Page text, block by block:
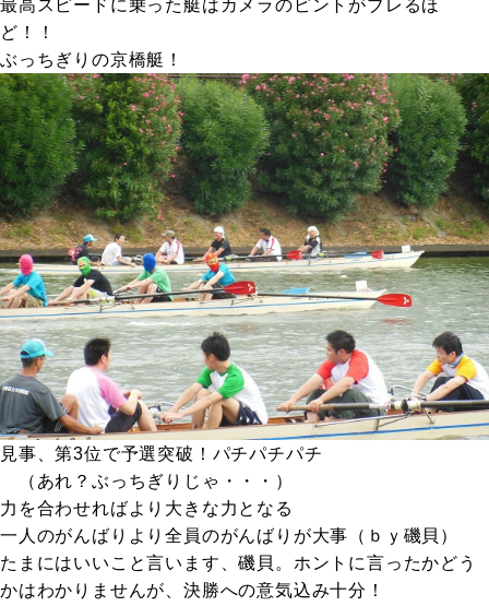
最高スピードに乗った艇はカメラのピントがブレるほ
ど！！
ぶっちぎりの京橋艇！
見事、第3位で予選突破！パチパチパチ
（あれ？ぶっちぎりじゃ・・・）
力を合わせればより大きな力となる
一人のがんばりより全員のがんばりが大事（ｂｙ磯貝）
たまにはいいこと言います、磯貝。ホントに言ったかどう
かはわかりませんが、決勝への意気込み十分！